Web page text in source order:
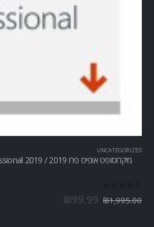
UNCATEGORIZED
₪1,995.00
₪99.99